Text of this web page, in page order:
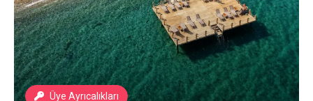
Üye Ayrıcalıkları